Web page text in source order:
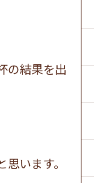
の結果を出
います。